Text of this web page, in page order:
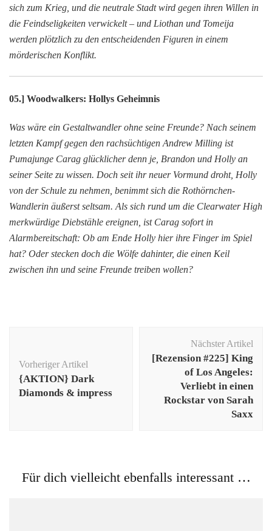
sich zum Krieg, und die neutrale Stadt wird gegen ihren Willen in
die Feindseligkeiten verwickelt – und Liothan und Tomeija
werden plötzlich zu den entscheidenden Figuren in einem
mörderischen Konflikt.
05.] Woodwalkers: Hollys Geheimnis
Was wäre ein Gestaltwandler ohne seine Freunde? Nach seinem
letzten Kampf gegen den rachsüchtigen Andrew Milling ist
Pumajunge Carag glücklicher denn je, Brandon und Holly an
seiner Seite zu wissen. Doch seit ihr neuer Vormund droht, Holly
von der Schule zu nehmen, benimmt sich die Rothörnchen-
Wandlerin äußerst seltsam. Als sich rund um die Clearwater High
merkwürdige Diebstähle ereignen, ist Carag sofort in
Alarmbereitschaft: Ob am Ende Holly hier ihre Finger im Spiel
hat? Oder stecken doch die Wölfe dahinter, die einen Keil
zwischen ihn und seine Freunde treiben wollen?
Vorheriger Artikel
{AKTION} Dark
Diamonds & impress
Nächster Artikel
[Rezension #225] King
of Los Angeles:
Verliebt in einen
Rockstar von Sarah
Saxx
Für dich vielleicht ebenfalls interessant …